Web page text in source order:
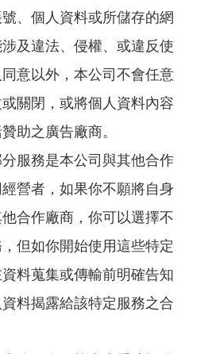
、個人資料或所儲存的網
及違法、侵權、或違反使
意以外，本公司不會任意
關閉，或將個人資料內容
助之廣告廠商。
服務是本公司與其他合作
營者，如果你不願將自身
合作廠商，你可以選擇不
但如你開始使用這些特定
料蒐集或傳輸前明確告知
料揭露給該特定服務之合